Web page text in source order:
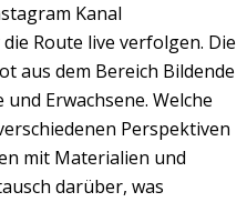
Kanal
Route live verfolgen. Die
aus dem Bereich Bildende
Erwachsene. Welche
Perspektiven
mit Materialien und
darüber, was